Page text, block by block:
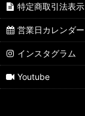
特定商取引法表示
営業日カレンダー
インスタグラム
Youtube